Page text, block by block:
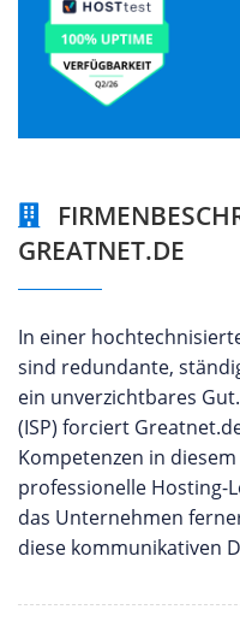
GREATNET.DE
In einer
sind redundante,
ein unverzichtbares
(ISP) forciert
Kompetenzen in
professionelle Hosting-
das Unternehmen
diese kommunikativen